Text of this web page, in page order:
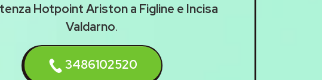
Hotpoint Ariston a Figline e Incisa
Valdarno.
3486102520